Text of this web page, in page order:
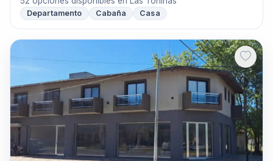
Departamento Cabaña Casa